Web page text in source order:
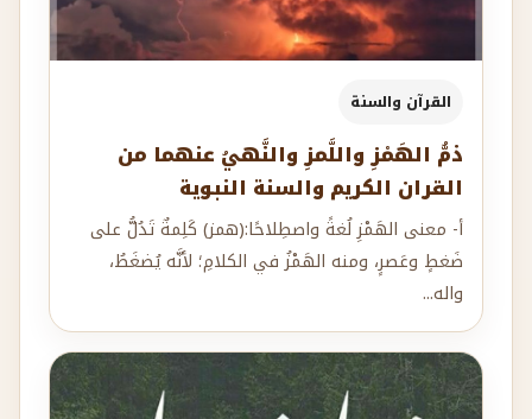
القرآن والسنة
ذمُّ الهَمْزِ واللَّمزِ والنَّهيُ عنهما من
القران الكريم والسنة النبوية
أ- معنى الهَمْزِ لُغةً واصطِلاحًا:(همز) كَلِمةٌ تَدُلُّ على
ضَغطٍ وعَصرٍ، ومنه الهَمْزُ في الكلامِ؛ لأنَّه يُضغَطُ،
واله...